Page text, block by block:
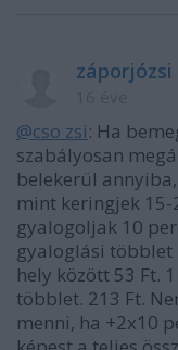
záporjózsi
@cso zsi: Ha
szabályosan
belekerül
mint keringjek
gyalogoljak 10
gyaloglási többlet
hely között 53 Ft.
többlet. 213 Ft.
menni, ha +2x10